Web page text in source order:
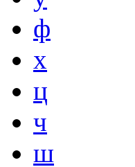
ф
х
ц
ч
ш